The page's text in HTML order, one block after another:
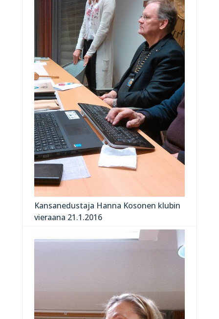
Kansanedustaja Hanna Kosonen klubin
vieraana 21.1.2016